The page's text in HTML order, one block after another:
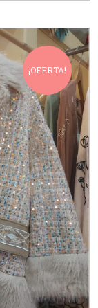
¡OFERTA!